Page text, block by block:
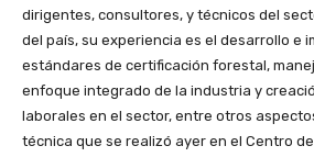
dirigentes, consultores, y técnicos del
del país, su experiencia es el desarrollo e
estándares de certificación forestal,
enfoque integrado de la industria y
laborales en el sector, entre otros
técnica que se realizó ayer en el Centro